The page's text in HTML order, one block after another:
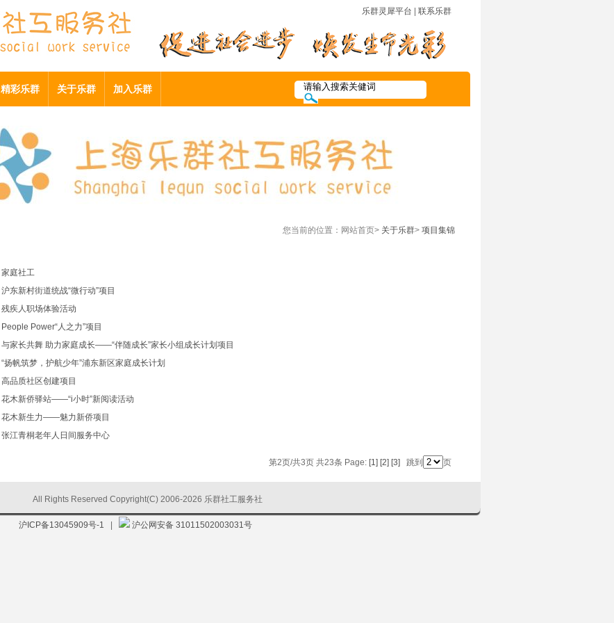
乐群灵犀平台 联系乐群
精彩乐群 关于乐群 加入乐群
您当前的位置：网站首页> 关于乐群> 项目集锦
家庭社工
沪东新村街道统战“微行动”项目
残疾人职场体验活动
People Power“人之力”项目
与家长共舞 助力家庭成长——“伴随成长”家长小组成长计划项目
“扬帆筑梦，护航少年”浦东新区家庭成长计划
高品质社区创建项目
花木新侨驿站——“i小时”新阅读活动
花木新生力——魅力新侨项目
张江青桐老年人日间服务中心
第2页/共3页 共23条 Page: [1] [2] [3] 跳到 页
All Rights Reserved Copyright(C) 2006-2026 乐群社工服务社
沪ICP备13045909号-1 沪公网安备 31011502003031号